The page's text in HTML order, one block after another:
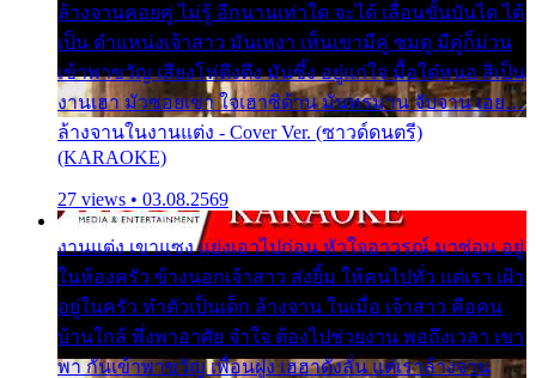
ล้างจานคอยคู่ ไม่รู้ อีกนานเท่าใด จะได้ เลื่อนขั้นบันได ได้
เป็น ตำแหน่งเจ้าสาว มันเหงา เห็นเขามีคู่ ซมดู มีคู่ก็ม่วน
เข้าพาขวัญ เสียงโห่ตึงตึง มันซึ้ง อยู่แก่ใจ มื้อใด๋หนอ สิเป็น
งานเฮา มัวซอยเขา ใจเฮาซิด้าน มันทรมาน จับจาน เอย…
ล้างจานในงานแต่ง - Cover Ver. (ซาวด์ดนตรี)
(KARAOKE)
27 views • 03.08.2569
งานแต่ง เขาแซง แย่งเอาไปก่อน หัวใจอาวรณ์ มาซ่อน อยู่
ในห้องครัว ข้างนอกเจ้าสาว ส่งยิ้ม ให้คนไปทั่ว แต่เรา เฝ้า
อยู่ในครัว ทำตัวเป็นเด็ก ล้างจาน ในเมื่อ เจ้าสาว คือคน
บ้านใกล้ พึ่งพาอาศัย จำใจ ต้องไปช่วยงาน พอถึงเวลา เขา
พา กันเข้าพาขวัญ เพื่อนฝูง เฮฮาดังลั่น แต่เราล้างจาน